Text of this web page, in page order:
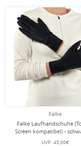
Falke
Falke Laufhandschuhe
Screen kompatibel) -
Paar
UVP: 45,00€